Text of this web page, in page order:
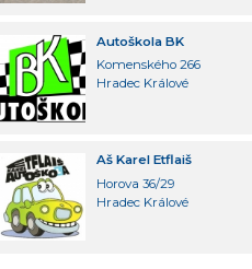
Autoškola BK
Komenského 266
Hradec Králové
Aš Karel Etflaiš
Horova 36/29
Hradec Králové